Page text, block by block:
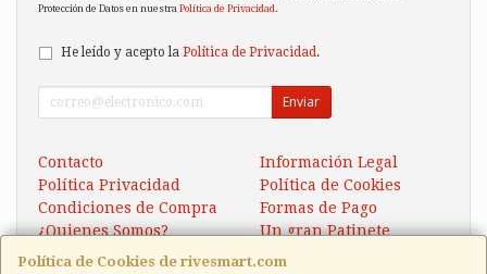
Política de Cookies de rivesmart.com
Protección de Datos en nuestra Política de Privacidad.
He leído y acepto la Política de Privacidad .
Enviar
Contacto
Información Legal
Política Privacidad
Política de Cookies
Condiciones de Compra
Formas de Pago
¿Quienes Somos?
Un gran Patinete